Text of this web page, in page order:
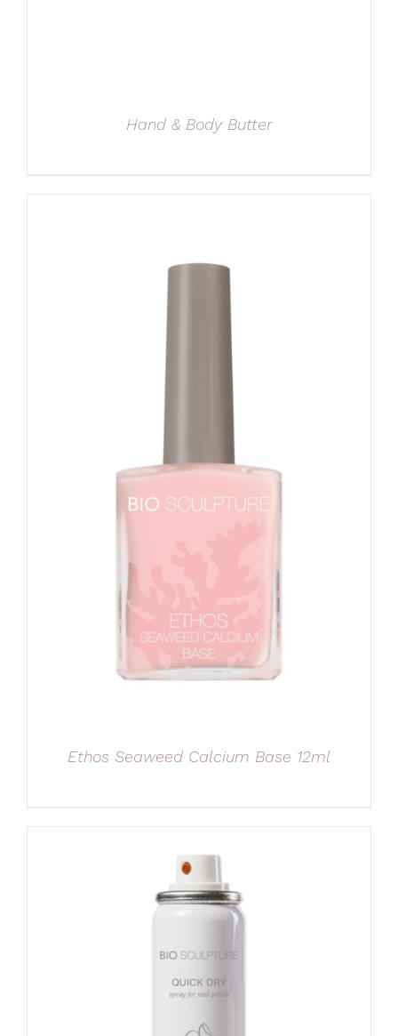
Hand & Body Butter
Ethos Seaweed Calcium Base 12ml